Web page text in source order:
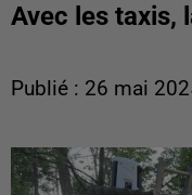
Avec les taxis,
Publié : 26 mai